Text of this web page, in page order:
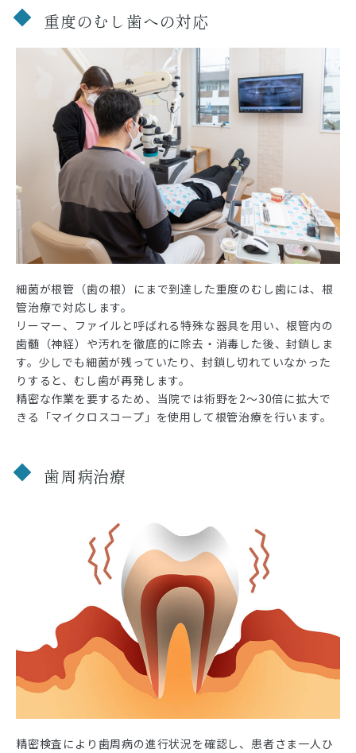
重度のむし歯への対応
細菌が根管（歯の根）にまで到達した重度のむし歯には、根
管治療で対応します。
リーマー、ファイルと呼ばれる特殊な器具を用い、根管内の
歯髄（神経）や汚れを徹底的に除去・消毒した後、封鎖しま
す。少しでも細菌が残っていたり、封鎖し切れていなかった
りすると、むし歯が再発します。
精密な作業を要するため、当院では術野を2～30倍に拡大で
きる「マイクロスコープ」を使用して根管治療を行います。
歯周病治療
精密検査により歯周病の進行状況を確認し、患者さま一人ひ